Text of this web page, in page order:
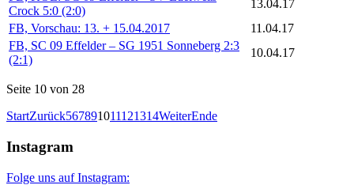
Crock 5:0 (2:0)
13.04.17
FB, Vorschau: 13. + 15.04.2017
11.04.17
FB, SC 09 Effelder – SG 1951 Sonneberg 2:3
(2:1)
10.04.17
Seite 10 von 28
StartZurück567891011121314WeiterEnde
Instagram
Folge uns auf Instagram: